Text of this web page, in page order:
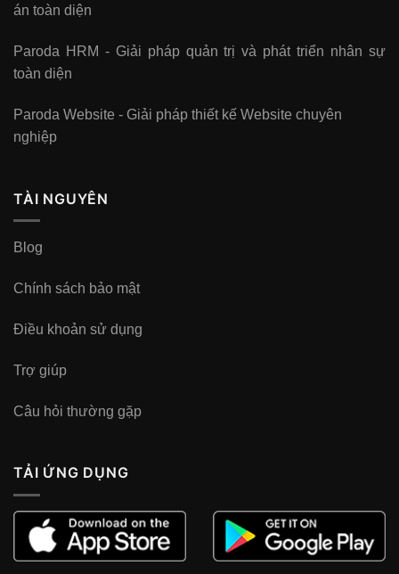
án toàn diện
Paroda HRM - Giải pháp quản trị và phát triển nhân sự
toàn diện
Paroda Website - Giải pháp thiết kế Website chuyên
nghiệp
TÀI NGUYÊN
Blog
Chính sách bảo mật
Điều khoản sử dụng
Trợ giúp
Câu hỏi thường gặp
TẢI ỨNG DỤNG